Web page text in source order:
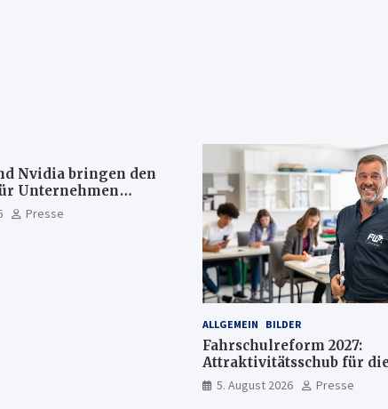
Nvidia bringen den
Unternehmen
auf Ihrem Computer
weiter in der Cloud
Presse
ALLGEMEIN BILDER
Fahrschulreform 2027:
Attraktivitätsschub für
Fahrlehrerausbildung
5. August 2026 Presse